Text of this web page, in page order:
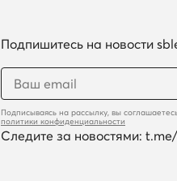
Подпишитесь на новости
Подписываясь на рассылку, вы
политики конфиденциальности
Следите за новостями: